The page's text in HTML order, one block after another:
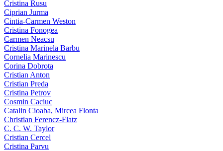
Cristina Rusu
Ciprian Jurma
Cintia-Carmen Weston
Cristina Fonogea
Carmen Neacsu
Cristina Marinela Barbu
Cornelia Marinescu
Corina Dobrota
Cristian Anton
Cristian Preda
Cristina Petrov
Cosmin Caciuc
Catalin Cioaba, Mircea Flonta
Christian Ferencz-Flatz
C. C. W. Taylor
Cristian Cercel
Cristina Parvu